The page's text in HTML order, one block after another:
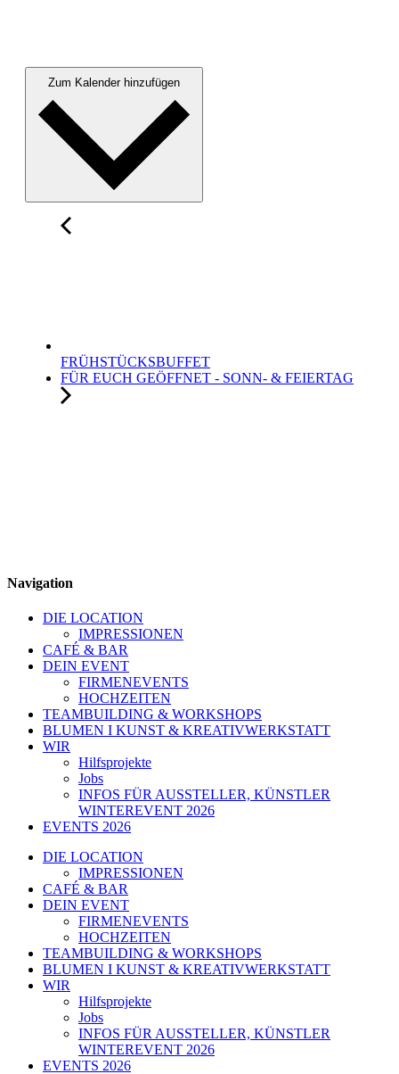
FRÜHSTÜCKSBUFFET
FÜR EUCH GEÖFFNET - SONN- & FEIERTAG
Navigation
DIE LOCATION
IMPRESSIONEN
CAFÉ & BAR
DEIN EVENT
FIRMENEVENTS
HOCHZEITEN
TEAMBUILDING & WORKSHOPS
BLUMEN I KUNST & KREATIVWERKSTATT
WIR
Hilfsprojekte
Jobs
INFOS FÜR AUSSTELLER, KÜNSTLER
WINTEREVENT 2026
EVENTS 2026
DIE LOCATION
IMPRESSIONEN
CAFÉ & BAR
DEIN EVENT
FIRMENEVENTS
HOCHZEITEN
TEAMBUILDING & WORKSHOPS
BLUMEN I KUNST & KREATIVWERKSTATT
WIR
Hilfsprojekte
Jobs
INFOS FÜR AUSSTELLER, KÜNSTLER
WINTEREVENT 2026
EVENTS 2026